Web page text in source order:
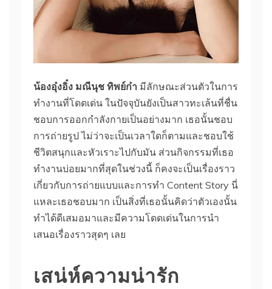
น้องอุ๋งอิ๋ง มณีนุช ทิพย์ก๋า มีลักษณะส่วนตัวในการ
ทำงานที่โดดเด่น ในปัจจุบันยังเป็นสาวทะเล้นที่ชื่น
ชอบการออกกำลังกายเป็นอย่างมาก เธอนั้นชอบ
การถ่ายรูป ไม่ว่าจะเป็นเวลาใดก็ตามและชอบใช้
ชีวิตสนุกและหัวเราะไปกับมัน ส่วนกิจกรรมที่เธอ
ทำงานบ่อยมากที่สุดในช่วงนี้ ก็คงจะเป็นเรื่องราว
เกี่ยวกับการถ่ายแบบและการทำ Content Story นี่
แหละเธอชอบมาก เป็นสิ่งที่เธอนั้นคิดว่าตัวเองนั้น
ทำได้ดีเสมอมาและมีความโดดเด่นในการนำ
เสนอเรื่องราวสุดๆ เลย
เสน่ห์ความน่ารัก